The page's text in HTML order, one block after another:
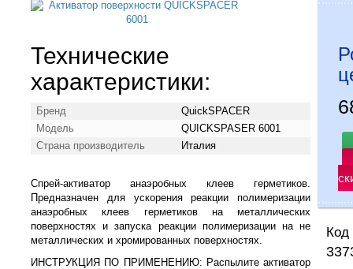
Технические
характеристики:
Бренд
QuickSPACER
Модель
QUICKSPASER 6001
Страна производитель
Италия
Спрей-активатор анаэробных клеев герметиков.
Предназначен для ускорения реакции полимеризации
анаэробных клеев герметиков на металлических
поверхностях и запуска реакции полимеризации на не
металлических и хромированных поверхностях.
ИНСТРУКЦИЯ ПО ПРИМЕНЕНИЮ: Распылите активатор
Код